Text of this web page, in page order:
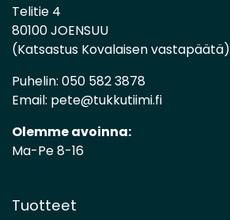
Telitie 4
80100 JOENSUU
(Katsastus Kovalaisen vastapäätä)
Puhelin: 050 582 3878
Email: pete@tukkutiimi.fi
Olemme avoinna:
Ma-Pe 8-16
Tuotteet